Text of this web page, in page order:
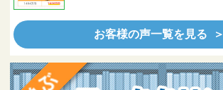
お客様の声一覧を見る ＞